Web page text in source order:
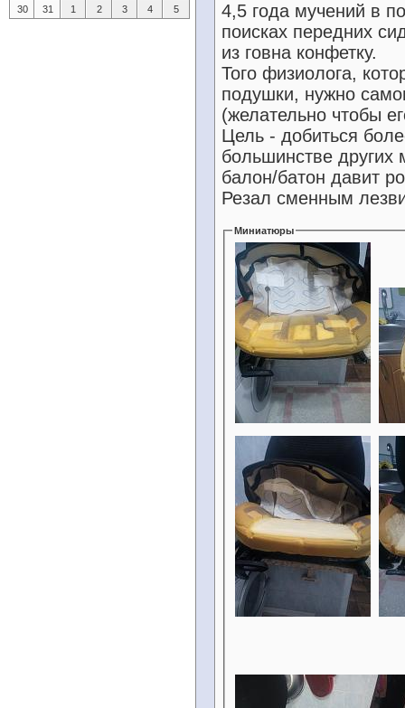
4,5 года мучений в
поисках передних
из говна конфетку.
Того физиолога,
подушки, нужно
(желательно чтобы
Цель - добиться
большинстве
балон/батон давит
Резал сменным
Миниатюры
30
31 1 2 3 4 5